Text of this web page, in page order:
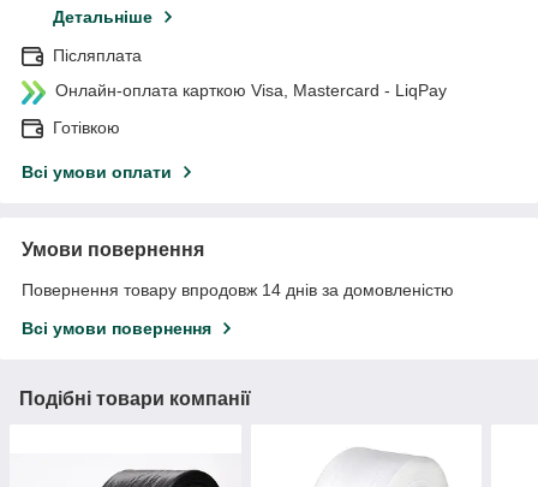
Детальніше
Післяплата
Онлайн-оплата карткою Visa, Mastercard - LiqPay
Готівкою
Всі умови оплати
Умови повернення
Повернення товару впродовж 14 днів за домовленістю
Всі умови повернення
Подібні товари компанії